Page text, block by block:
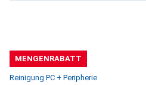
MENGENRABATT
Reinigung PC + Peripherie